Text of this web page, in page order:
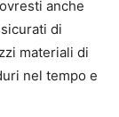
anche
di
materiali di
nel tempo e